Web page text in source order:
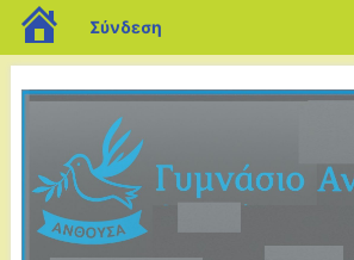
blogs.sch.gr
Σύνδεση